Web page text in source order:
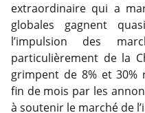
extraordinaire qui a
globales gagnent
l’impulsion des
particulièrement de la
grimpent de 8% et 30%
fin de mois par les
à soutenir le marché de